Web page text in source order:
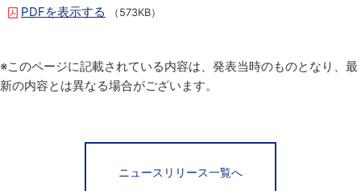
PDFを表示する （573KB）
※このページに記載されている内容は、発表当時のものとなり、最
新の内容とは異なる場合がございます。
ニュースリリース一覧へ